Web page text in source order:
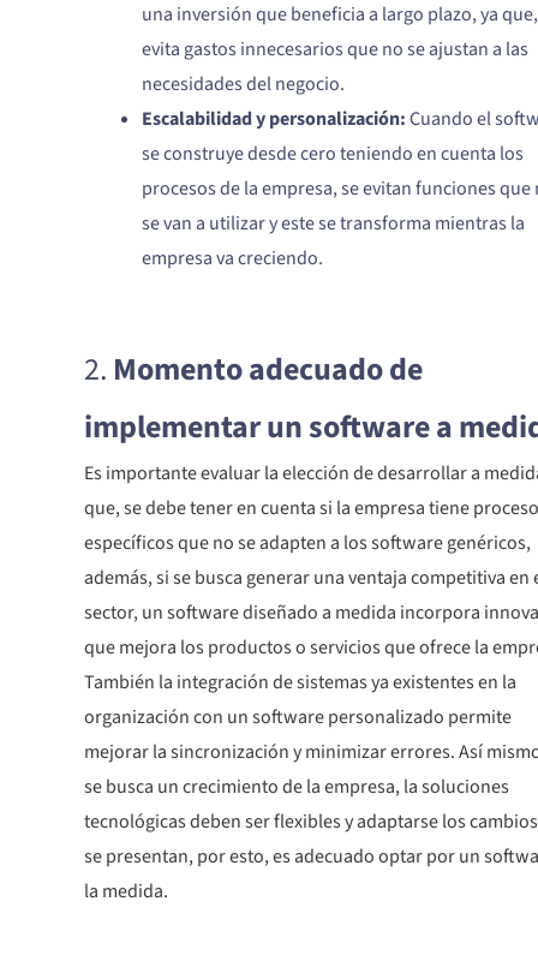
una inversión que beneficia a largo plazo, ya que,
evita gastos innecesarios que no se ajustan a las
necesidades del negocio.
Escalabilidad y personalización:Cuando el
se construye desde cero teniendo en cuenta los
procesos de la empresa, se evitan funciones que
se van a utilizar y este se transforma mientras la
empresa va creciendo.
2. Momento adecuado de
implementar un software a
Es importante evaluar la elección de desarrollar a
que, se debe tener en cuenta si la empresa tiene
específicos que no se adapten a los software genéricos,
además, si se busca generar una ventaja competitiva en
sector, un software diseñado a medida incorpora
que mejora los productos o servicios que ofrece la
También la integración de sistemas ya existentes en la
organización con un software personalizado permite
mejorar la sincronización y minimizar errores. Así
se busca un crecimiento de la empresa, la soluciones
tecnológicas deben ser flexibles y adaptarse los
se presentan, por esto, es adecuado optar por un
la medida.